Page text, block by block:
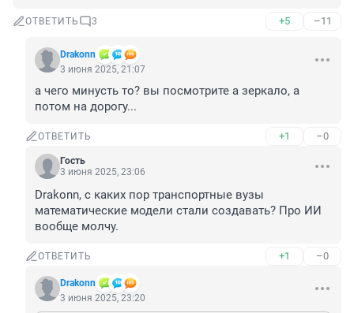
ОТВЕТИТЬ 3 +5 –11
Drakonn
3 июня 2025, 21:07
а чего минусть то? вы посмотрите а зеркало, а
потом на дорогу...
ОТВЕТИТЬ +1 –0
Гость
3 июня 2025, 23:06
Drakonn, с каких пор транспортные вузы
математические модели стали создавать? Про ИИ
вообще молчу.
ОТВЕТИТЬ +1 –0
Drakonn
3 июня 2025, 23:20